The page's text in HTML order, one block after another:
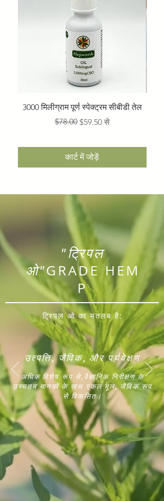
3000 मिलीग्राम पूर्ण स्पेक्ट्रम सीबीडी तेल
नियमित मूल्य
$78.00 $59.50से
बिक्री मूल्य
कार्ट में जोड़ें
"ट्रिपल
ओ"GRADE HEM
P
ट्रिपल ओ का मतलब है:
उत्पत्ति, जैविक, और पर्यवेक्षण
अधिक विशेष रूप से, वैज्ञानिक निरीक्षण के
उच्चतम मानकों के साथ एकल मूल, जैविक रूप
से विकसित।